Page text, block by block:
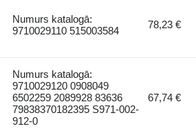
Numurs katalogā:
9710029110 515003584
78,23 €
Numurs katalogā:
9710029120 0908049
6502259 2089928 83636
79838370182395 S971-002-
912-0
67,74 €